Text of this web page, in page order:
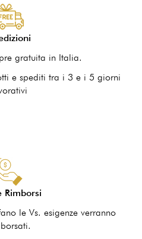
gratuita in Italia.
e spediti tra i 3 e i 5 giorni
Rimborsi
le Vs. esigenze verranno